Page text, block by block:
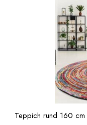
Teppich rund 160 cm